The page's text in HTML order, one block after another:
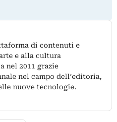
di contenuti e
e alla cultura
nel 2011 grazie
nel campo dell’editoria,
nuove tecnologie.